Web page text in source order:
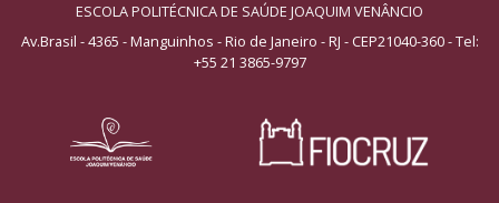
ESCOLA POLITÉCNICA DE SAÚDE JOAQUIM VENÂNCIO
Av.Brasil - 4365 - Manguinhos - Rio de Janeiro - RJ - CEP21040-360- Tel:
+55 21 3865-9797